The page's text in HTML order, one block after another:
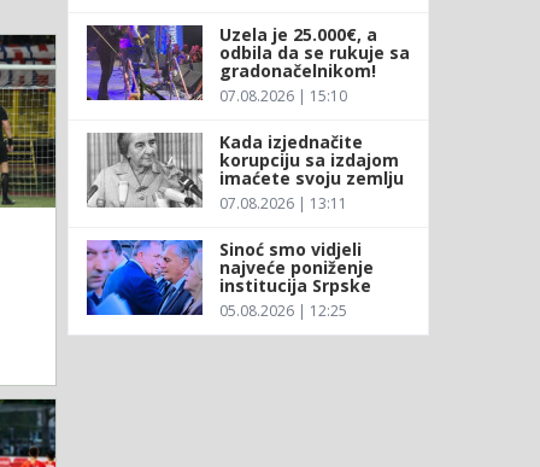
Uzela je 25.000€, a
odbila da se rukuje sa
gradonačelnikom!
07.08.2026 | 15:10
Kada izjednačite
korupciju sa izdajom
imaćete svoju zemlju
07.08.2026 | 13:11
Sinoć smo vidjeli
najveće poniženje
institucija Srpske
05.08.2026 | 12:25